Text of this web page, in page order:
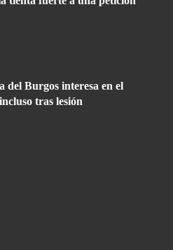
del Burgos interesa en el
tras lesión